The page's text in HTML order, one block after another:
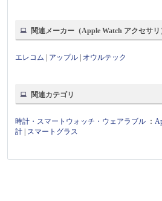
関連メーカー（Apple Watch アクセサリ
エレコム アップル オウルテック
関連カテゴリ
時計・スマートウォッチ・ウェアラブル ：
計
スマートグラス